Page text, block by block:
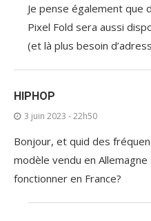
Je pense également que
Pixel Fold sera aussi
(et là plus besoin
HIPHOP
3 juin 2023 - 22h50
Bonjour, et quid des
modèle vendu en Allemagne
fonctionner en France?